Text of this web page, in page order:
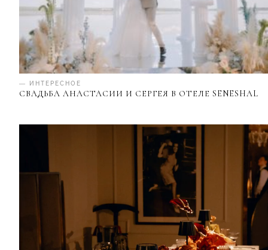
— ИНТЕРЕСНОЕ
СВАДЬБА АНАСТАСИИ И СЕРГЕЯ В ОТЕЛЕ SENESHAL